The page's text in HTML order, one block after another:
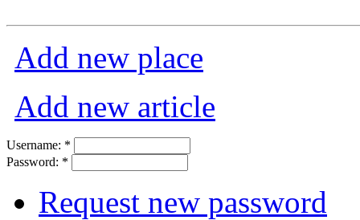
Add new place
Add new article
Username: *
Password: *
Request new password